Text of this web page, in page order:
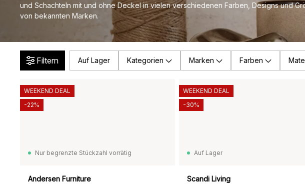
und Schachteln mit und ohne Deckel in vielen verschiedenen Farben, Designs und
von bekannten Marken.
Filtern Auf Lager Kategorien Marken Farben
Nur begrenzte Stückzahl vorrätig
Andersen Furniture
WEEKEND DEAL
-22%
Auf Lager
Scandi Living
WEEKEND DEAL
-30%